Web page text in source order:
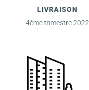
LIVRAISON
4ème trimestre 2022